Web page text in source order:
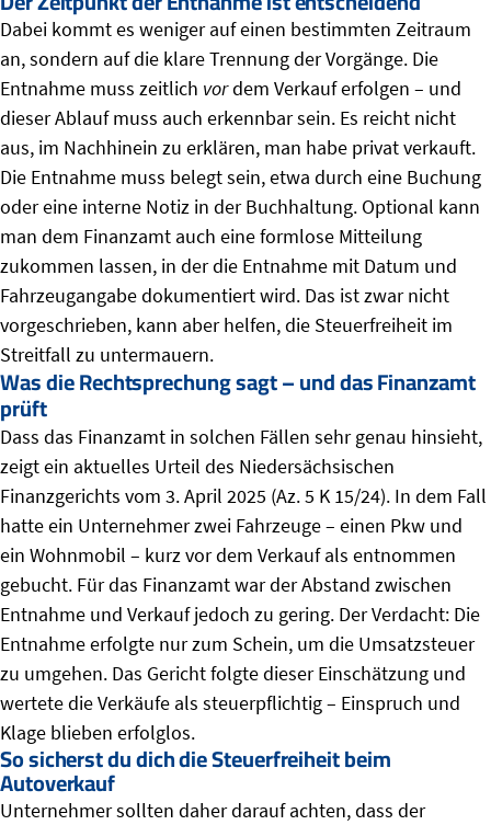
Dabei kommt es weniger auf einen bestimmten Zeitraum
an, sondern auf die klare Trennung der Vorgänge. Die
Entnahme muss zeitlich vordem Verkauf erfolgen – und
dieser Ablauf muss auch erkennbar sein. Es reicht nicht
aus, im Nachhinein zu erklären, man habe privat verkauft.
Die Entnahme muss belegt sein, etwa durch eine Buchung
oder eine interne Notiz in der Buchhaltung. Optional kann
man dem Finanzamt auch eine formlose Mitteilung
zukommen lassen, in der die Entnahme mit Datum und
Fahrzeugangabe dokumentiert wird. Das ist zwar nicht
vorgeschrieben, kann aber helfen, die Steuerfreiheit im
Streitfall zu untermauern.
Was die Rechtsprechung sagt – und das Finanzamt
prüft
Dass das Finanzamt in solchen Fällen sehr genau hinsieht,
zeigt ein aktuelles Urteil des Niedersächsischen
Finanzgerichts vom 3. April 2025 (Az. 5 K 15/24). In dem Fall
hatte ein Unternehmer zwei Fahrzeuge – einen Pkw und
ein Wohnmobil – kurz vor dem Verkauf als entnommen
gebucht. Für das Finanzamt war der Abstand zwischen
Entnahme und Verkauf jedoch zu gering. Der Verdacht: Die
Entnahme erfolgte nur zum Schein, um die Umsatzsteuer
zu umgehen. Das Gericht folgte dieser Einschätzung und
wertete die Verkäufe als steuerpflichtig – Einspruch und
Klage blieben erfolglos.
So sicherst du dich die Steuerfreiheit beim
Autoverkauf
Unternehmer sollten daher darauf achten, dass der